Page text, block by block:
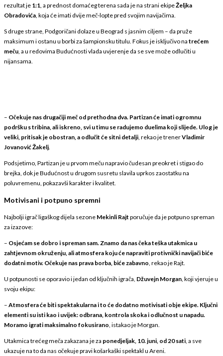
rezultat je 1:1 , a prednost domaćeg terena sada je na strani ekipeŽeljka
Obradovića , koja će imati dvije meč-lopte pred svojim navijačima.
S druge strane, Podgoričani dolaze u Beograd s jasnim ciljem – da pruže
maksimum i ostanu u borbi za šampionsku titulu. Fokus je isključivo na trećem
meču , a u redovima Budućnosti vlada uvjerenje da se sve može odlučiti u
nijansama.
– Očekuje nas drugačiji meč od prethodna dva. Partizan će imati ogromnu
podršku s tribina, ali iskreno, svi u timu se radujemo duelima koji slijede. Ulog je
veliki, pritisak je obostran, a odlučit će sitni detalji , rekao je trenerVladimir
Jovanović Žakelj
Podsjetimo, Partizan je u prvom meču napravio čudesan preokret i stigao do
brejka, dok je Budućnost u drugom susretu slavila uprkos zaostatku na
poluvremenu, pokazavši karakter i kvalitet.
Motivisani i potpuno spremni
Najbolji igrač ligaškog dijela sezone Mekinli Rajt poručuje da je potpuno spreman
za izazove:
– Osjećam se dobro i spreman sam. Znamo da nas čeka teška utakmica u
zahtjevnom okruženju, ali atmosfera koju će napraviti protivnički navijači biće
dodatni motiv. Očekuje nas prava borba, biće zabavno, rekao je Rajt.
U potpunosti se oporavio i jedan od ključnih igrača, Džuvejn Morgan, koji vjeruje u
svoju ekipu:
– Atmosfera će biti spektakularna i to će dodatno motivisati obje ekipe. Ključni
elementi su isti kao i uvijek: odbrana, kontrola skoka i odlučnost u napadu.
Moramo igrati maksimalno fokusirano, istakao je Morgan.
Utakmica trećeg meča zakazana je za ponedjeljak, 10. juni, od 20 sati, a sve
ukazuje na to da nas očekuje pravi košarkaški spektakl u Areni.